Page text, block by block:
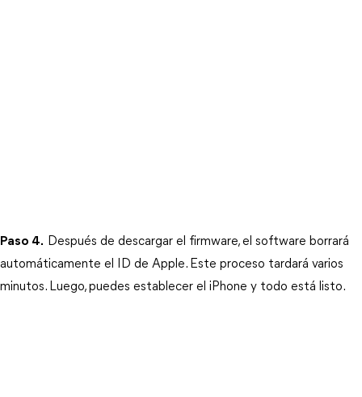
Paso 4. Después de descargar el firmware, el software borrará
automáticamente el ID de Apple. Este proceso tardará varios
minutos. Luego, puedes establecer el iPhone y todo está listo.